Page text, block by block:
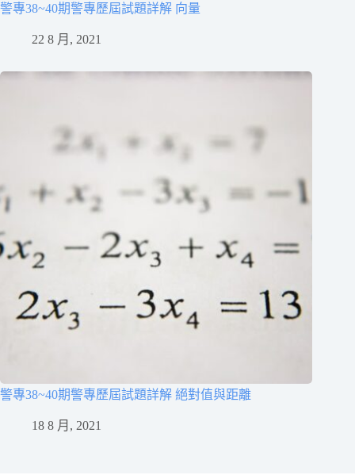
警專38~40期警專歷屆試題詳解 向量
22 8 月, 2021
警專38~40期警專歷屆試題詳解 絕對值與距離
18 8 月, 2021